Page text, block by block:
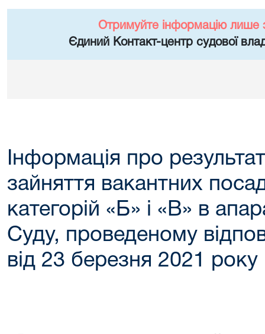
Отримуйте інформацію лише
Єдиний Контакт-центр судової
Інформація про
зайняття вакантних
категорій «Б» і «В» в
Суду, проведеному
від 23 березня 2021